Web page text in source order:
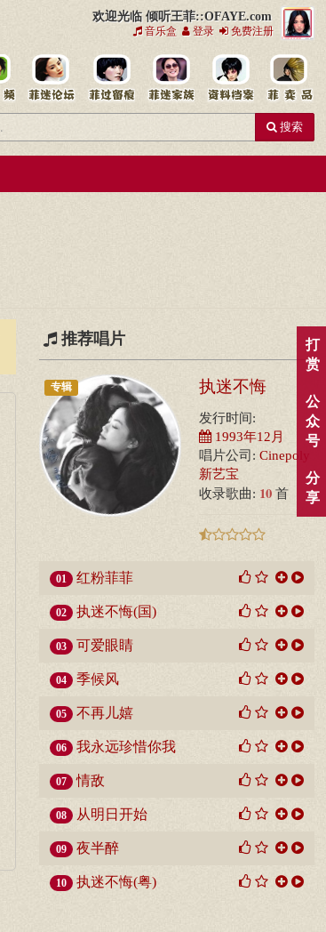
欢迎光临 倾听王菲::OFAYE.com
音乐盒 登录 免费注册
搜索
推荐唱片
专辑 执迷不悔
发行时间:
1993年12月
唱片公司: Cinepoly
新艺宝
收录歌曲: 10 首
01 红粉菲菲
02 执迷不悔(国)
03 可爱眼睛
04 季候风
05 不再儿嬉
06 我永远珍惜你我
07 情敌
08 从明日开始
09 夜半醉
10 执迷不悔(粤)
打
赏
公
众
号
分
享